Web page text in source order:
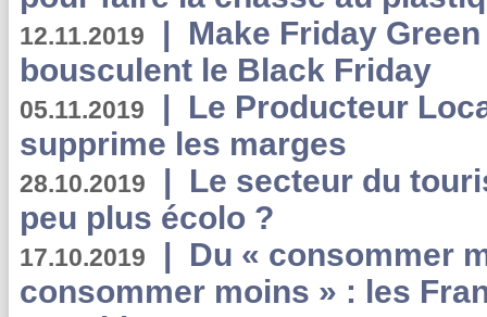
12.11.2019 | Make Friday
bousculent le Black Friday
05.11.2019 | Le Producteur
supprime les marges
28.10.2019 | Le secteur du
peu plus écolo ?
17.10.2019 | Du « consommer
consommer moins » : les